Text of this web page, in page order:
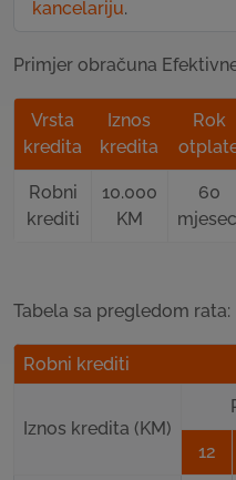
kancelariju.
Primjer obračuna
Vrsta
kredita
Iznos
kredita
Rok
Robni
krediti
10.000
KM
60
Tabela sa pregledom rata:
Robni krediti
Iznos kredita (KM)
12